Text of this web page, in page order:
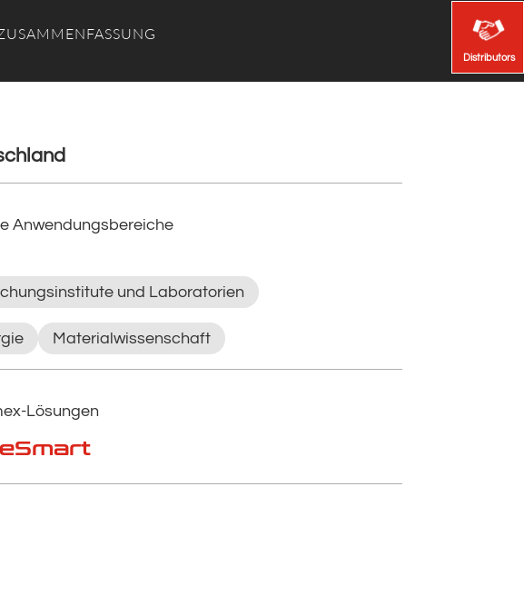
Distributors
Distributors
Anwendungsbereiche
und Laboratorien
Materialwissenschaft
Lösungen